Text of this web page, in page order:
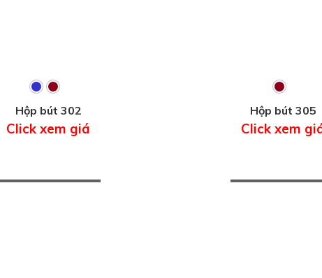
Hộp bút 302
Click xem giá
Hộp bút 305
Click xem